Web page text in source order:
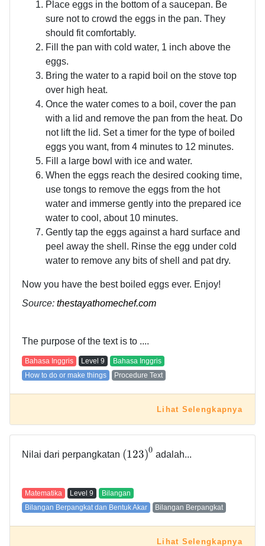
Place eggs in the bottom of a saucepan. Be
sure not to crowd the eggs in the pan. They
should fit comfortably.
Fill the pan with cold water, 1 inch above the
eggs.
Bring the water to a rapid boil on the stove top
over high heat.
Once the water comes to a boil, cover the pan
with a lid and remove the pan from the heat. Do
not lift the lid. Set a timer for the type of boiled
eggs you want, from 4 minutes to 12 minutes.
Fill a large bowl with ice and water.
When the eggs reach the desired cooking time,
use tongs to remove the eggs from the hot
water and immerse gently into the prepared ice
water to cool, about 10 minutes.
Gently tap the eggs against a hard surface and
peel away the shell. Rinse the egg under cold
water to remove any bits of shell and pat dry.
Now you have the best boiled eggs ever. Enjoy!
Source: thestayathomechef.com
The purpose of the text is to ....
Bahasa Inggris Level 9
Bahasa Inggris
How to do or make things
Procedure Text
Lihat Selengkapnya
Nilai dari perpangkatan (123)0 adalah...
Matematika Level 9
Bilangan
Bilangan Berpangkat dan Bentuk Akar
Bilangan Berpangkat
Lihat Selengkapnya